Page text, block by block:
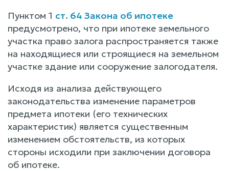
Пунктом 1 ст. 64 Закона об ипотеке
предусмотрено, что при ипотеке земельного
участка право залога распространяется также
на находящиеся или строящиеся на земельном
участке здание или сооружение залогодателя.
Исходя из анализа действующего
законодательства изменение параметров
предмета ипотеки (его технических
характеристик) является существенным
изменением обстоятельств, из которых
стороны исходили при заключении договора
об ипотеке.